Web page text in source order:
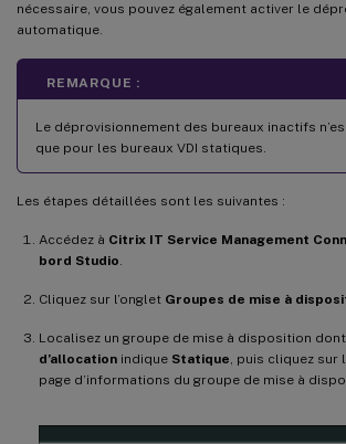
nécessaire, vous pouvez également activer le
automatique.
REMARQUE :
Le déprovisionnement des bureaux inactifs
que pour les bureaux VDI statiques.
Les étapes détaillées sont les suivantes :
Accédez à Citrix IT Service Management
bord Studio.
Cliquez sur l’onglet Groupes de mise à
Localisez un groupe de mise à disposition
d’allocation indique Statique, puis cliquez sur
page d’informations du groupe de mise à